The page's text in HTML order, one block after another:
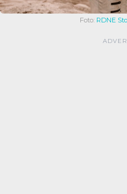
Foto: RDNE